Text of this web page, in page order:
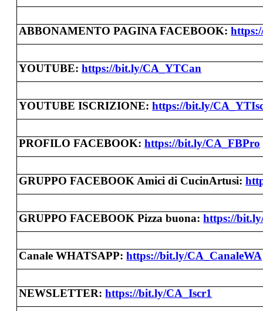
ABBONAMENTO PAGINA FACEBOOK:
YOUTUBE:https://bit.ly/CA_YTCan
YOUTUBE ISCRIZIONE:https://bit.ly/
PROFILO FACEBOOK:https://bit.ly/CA_FBPro
GRUPPO FACEBOOK Amici di CucinArtusi:
GRUPPO FACEBOOK Pizza buona:https://
Canale WHATSAPP:https://bit.ly/CA_CanaleWA
NEWSLETTER:https://bit.ly/CA_Iscr1